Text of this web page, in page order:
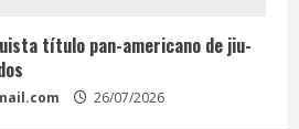
título pan-americano de jiu-
26/07/2026